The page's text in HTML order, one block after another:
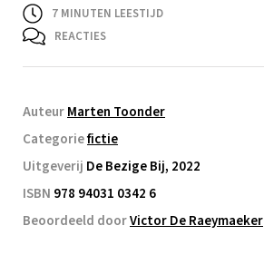
7 MINUTEN LEESTIJD
REACTIES
AuteurMarten Toonder
Categoriefictie
Uitgeverij De Bezige Bij, 2022
ISBN 978 94031 0342 6
Beoordeeld doorVictor De Raeymaeker